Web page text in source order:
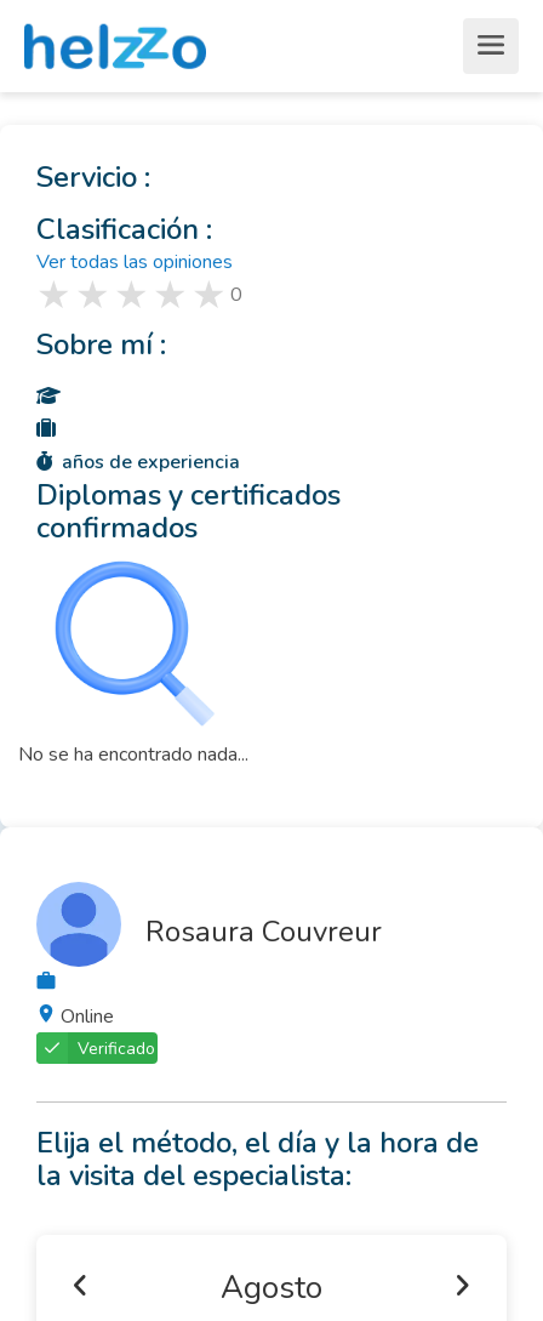
Servicio :
Clasificación :
Ver todas las opiniones
0
Sobre mí :
años de experiencia
Diplomas y certificados
confirmados
No se ha encontrado nada...
Rosaura Couvreur
Online
Verificado
Elija el método, el día y la hora de
la visita del especialista:
Agosto